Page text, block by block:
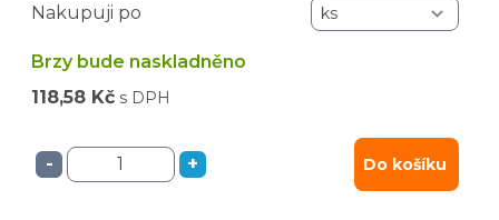
Nakupuji po
Brzy bude naskladněno
118,58 Kč s DPH
- + Do košíku